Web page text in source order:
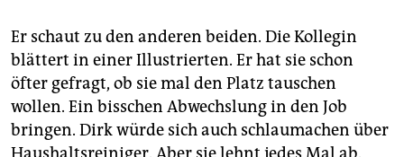
Er schaut zu den anderen beiden. Die Kollegin
blättert in einer Illus­trierten. Er hat sie schon
öfter gefragt, ob sie mal den Platz tauschen
wollen. Ein bisschen Abwechslung in den Job
bringen. Dirk würde sich auch schlaumachen über